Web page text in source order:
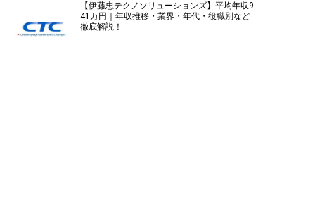
【伊藤忠テクノソリューションズ】平均年収9
41万円｜年収推移・業界・年代・役職別など
徹底解説！